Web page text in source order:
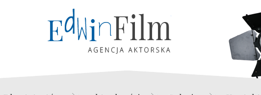
Edwin Film Agencja Aktorska